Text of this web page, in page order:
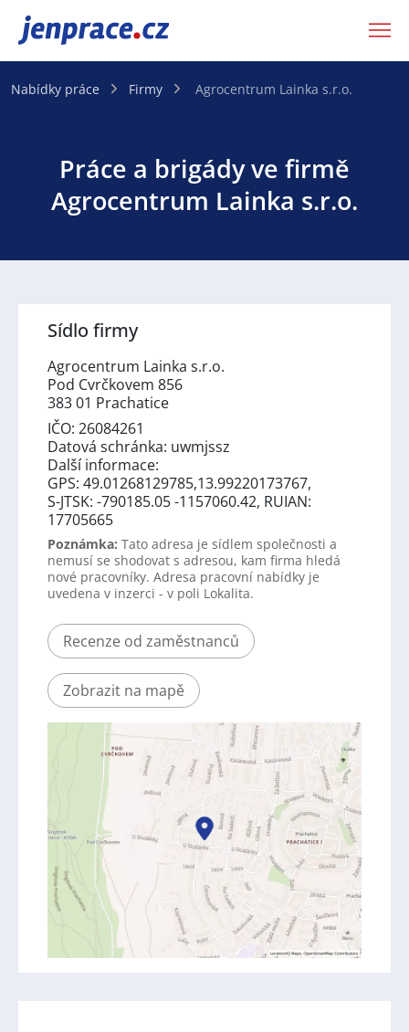
JenPráce.cz
Nabídky práce Firmy Agrocentrum Lainka s.r.o.
Práce a brigády ve firmě
Agrocentrum Lainka s.r.o.
Sídlo firmy
Agrocentrum Lainka s.r.o.
Pod Cvrčkovem 856
383 01 Prachatice
IČO: 26084261
Datová schránka: uwmjssz
Další informace:
GPS: 49.01268129785,13.99220173767,
S-JTSK: -790185.05 -1157060.42, RUIAN:
17705665
Poznámka: Tato adresa je sídlem společnosti a
nemusí se shodovat s adresou, kam firma hledá
nové pracovníky. Adresa pracovní nabídky je
uvedena v inzerci - v poli Lokalita.
Recenze od zaměstnanců
Zobrazit na mapě